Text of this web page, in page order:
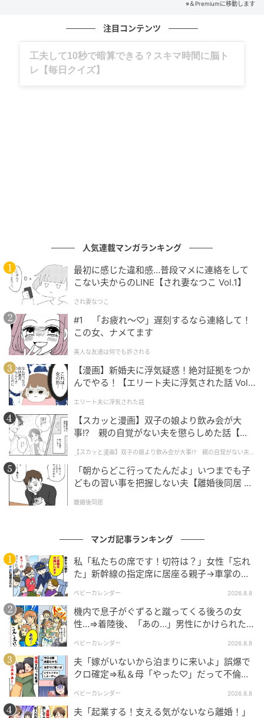
家主の椹木（さわらぎ）知佳子さんは、京都で『Kit』
された美しい物を、それほど求めていないということ
だった。
『Kit』で扱っている作家の多くは、その経歴や活動が
非常にユニークで、紆余曲折を持った人が多い。表現
のあり方や人生と真正面から向き合い、格闘し、それ
でもいかんともしがたい思いを抱えたところから生ま
れてくる、何かのパーツや断片のようなものたちが、
独特な陳列で小気味よく並べられている。意図的な表
現の少し手前にある部分、あるいは混線して言語化で
きない部分を、椹木さんは大切にしているのではない
だろうか。彼女自身もまた非常に興味深い経歴の持ち
主で、その頭の中を覗かせてもらうと、より一層この
店のことや、到底真似できない個性的な仕事の仕方に
驚かされるし、妙に納得する。
※＆Premiumに移動します
注目コンテンツ
グルメ、ギャグ、子育て、旅行記……全部、読
めます。
人気連載マンガランキング
最初に感じた違和感…普段マメに連絡をして
こない夫からのLINE【され妻なつこ Vol.1】
され妻なつこ
#1 「お疲れ〜♡」遅刻するなら連絡して！
この女、ナメてます
美人な友達は何でも許される
【漫画】新婚夫に浮気疑惑！絶対証拠をつか
んでやる！【エリート夫に浮気された話 Vol.
エリート夫に浮気された話
【スカッと漫画】双子の娘より飲み会が大
事!? 親の自覚がない夫を懲らしめた話【第1
【スカッと漫画】双子の娘より飲み会が大事!? 親の自覚がない夫を
懲らしめた話
「朝からどこ行ってたんだよ」いつまでも子
どもの習い事を把握しない夫【離婚後同居 Vo
離婚後同居
マンガ記事ランキング
私「私たちの席です！切符は？」女性「忘れ
た」新幹線の指定席に居座る親子→車掌の注
ベビーカレンダー 2026.8.8
機内で息子がぐずると蹴ってくる後ろの女
性…⇒着陸後、「あの…」男性にかけられた驚
ベビーカレンダー 2026.8.8
夫「嫁がいないから泊まりに来いよ」誤爆で
クロ確定⇒私＆母「やった♡」だって不倫相
ベビーカレンダー 2026.8.8
夫「起業する！支える気がないなら離婚！」